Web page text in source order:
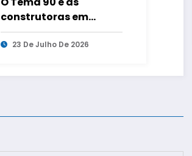
construtoras em
recuperação judicial
23 De Julho De 2026